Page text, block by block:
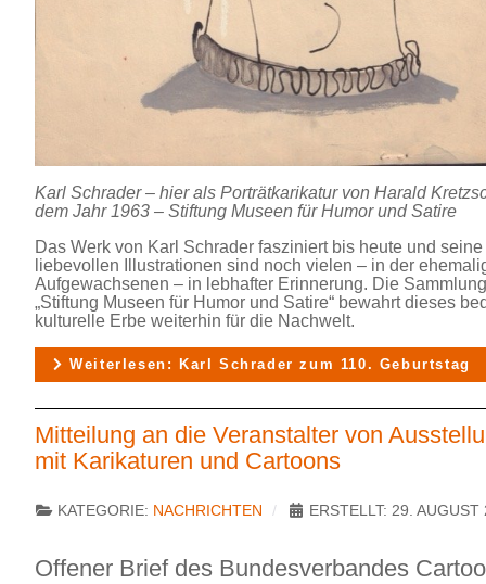
Karl Schrader – hier als Porträtkarikatur von Harald
dem Jahr 1963 – Stiftung Museen für Humor und Satire
Das Werk von Karl Schrader fasziniert bis heute und seine
liebevollen Illustrationen sind noch vielen – in der
Aufgewachsenen – in lebhafter Erinnerung. Die
„Stiftung Museen für Humor und Satire“ bewahrt dieses
kulturelle Erbe weiterhin für die Nachwelt.
Weiterlesen: Karl Schrader zum 110. Geburtstag
Mitteilung an die Veranstalter von
mit Karikaturen und Cartoons
KATEGORIE: NACHRICHTEN ERSTELLT: 29. AUGUST
Offener Brief des Bundesverbandes